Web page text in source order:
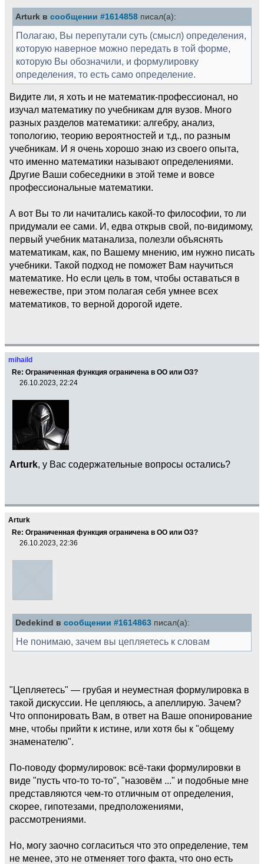
Arturk в сообщении #1614858 писал(а):
Полагаю, Вы перепутали суть (смысл) определения,
которую наверное можно передать в той форме,
которую Вы обозначили, и формулировку
определения, то есть само определение.
Видите ли, я хоть и не математик-профессионал, но
изучал математику по учебникам для вузов. Много
разных разделов математики: алгебру, анализ,
топологию, теорию вероятностей и т.д., по разным
учебникам. И я очень хорошо знаю из своего опыта,
что именно математики называют определениями.
Другие Ваши собеседники в этой теме и вовсе
профессиональные математики.
А вот Вы то ли начитались какой-то философии, то ли
придумали ее сами. И, едва открыв свой, по-видимому,
первый учебник матанализа, полезли объяснять
математикам, как, по Вашему мнению, им нужно писать
учебники. Такой подход не поможет Вам научиться
математике. Но если цель в том, чтобы оставаться в
невежестве, при этом полагая себя умнее всех
математиков, то верной дорогой идете.
mihaild
Re: Ограниченная функция ограничена в ОО или ОЗ?
26.10.2023, 22:24
Arturk, у Вас содержательные вопросы остались?
Arturk
Re: Ограниченная функция ограничена в ОО или ОЗ?
26.10.2023, 22:36
Dedekind в сообщении #1614863 писал(а):
Не понимаю, зачем вы цепляетесь к словам
"Цепляетесь" — грубая и неуместная формулировка в
такой дискуссии. Не цепляюсь, а апеллирую. Зачем?
Что оппонировать Вам, в ответ на Ваше опонирование
мне, чтобы прийти к истине, или хотя бы к "общему
знаменателю".
По-поводу формулировок: всё-таки формулировки в
виде "пусть что-то то-то", "назовём ..." и подобные мне
представляются чем-то отличным от определения,
скорее, гипотезами, предположениями,
рассмотрениями.
Но, могу заочно согласиться что это определение, тем
не менее, это не отменяет того факта, что оно есть